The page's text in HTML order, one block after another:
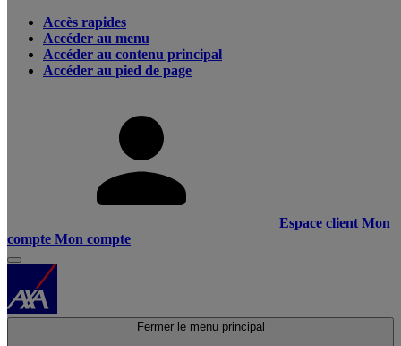
Accès rapides
Accéder au menu
Accéder au contenu principal
Accéder au pied de page
Espace client Mon
compte Mon compte
Fermer le menu principal